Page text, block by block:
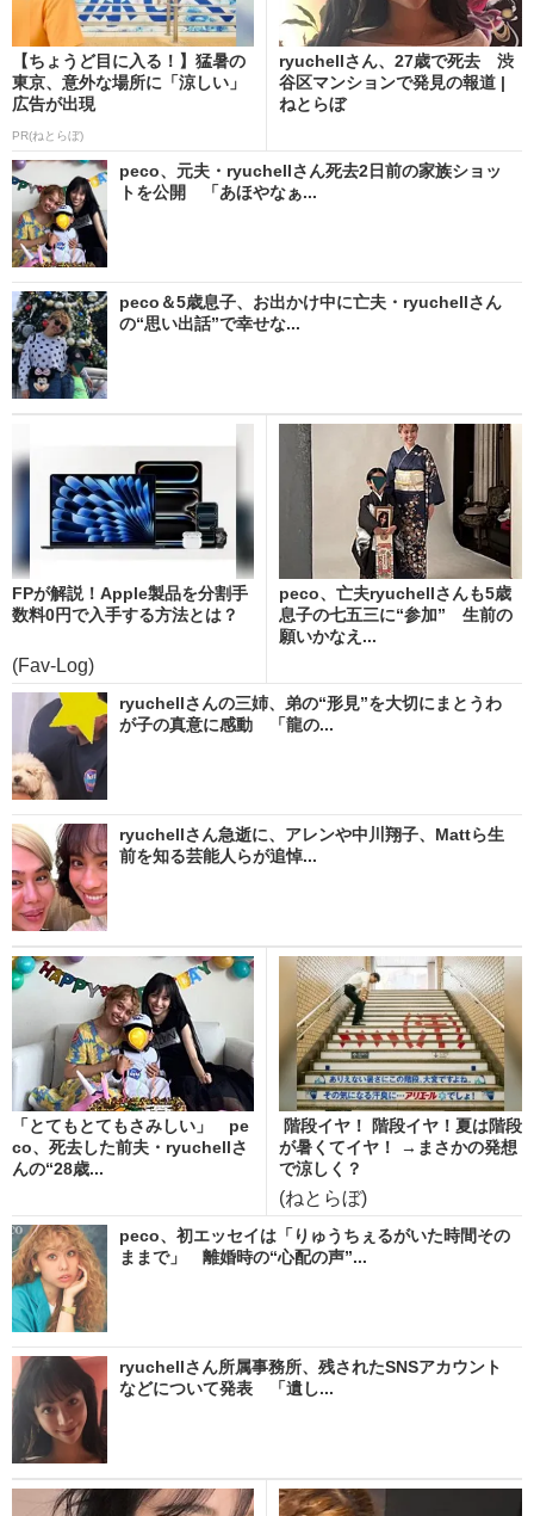
【ちょうど目に入る！】猛暑の
東京、意外な場所に「涼しい」
広告が出現
PR(ねとらぼ)
ryuchellさん、27歳で死去 渋
谷区マンションで発見の報道 |
ねとらぼ
peco、元夫・ryuchellさん死去2日前の家族ショッ
トを公開 「あほやなぁ...
peco＆5歳息子、お出かけ中に亡夫・ryuchellさん
の“思い出話”で幸せな...
FPが解説！Apple製品を分割手
数料0円で入手する方法とは？
(Fav-Log)
peco、亡夫ryuchellさんも5歳
息子の七五三に“参加” 生前の
願いかなえ...
ryuchellさんの三姉、弟の“形見”を大切にまとうわ
が子の真意に感動 「龍の...
ryuchellさん急逝に、アレンや中川翔子、Mattら生
前を知る芸能人らが追悼...
「とてもとてもさみしい」 pe
co、死去した前夫・ryuchellさ
んの“28歳...
階段イヤ！ 階段イヤ！夏は階段
が暑くてイヤ！ →まさかの発想
で涼しく？
(ねとらぼ)
peco、初エッセイは「りゅうちぇるがいた時間その
ままで」 離婚時の“心配の声”...
ryuchellさん所属事務所、残されたSNSアカウント
などについて発表 「遺し...